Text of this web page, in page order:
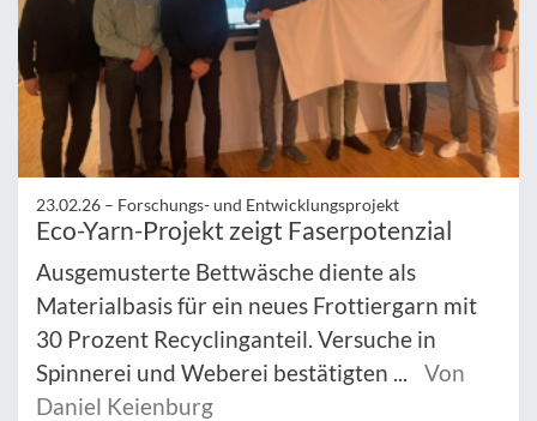
23.02.26 – Forschungs- und Entwicklungsprojekt
Eco-Yarn-Projekt zeigt Faserpotenzial
Ausgemusterte Bettwäsche diente als
Materialbasis für ein neues Frottiergarn mit
30 Prozent Recyclinganteil. Versuche in
Spinnerei und Weberei bestätigten ...
Von
Daniel Keienburg